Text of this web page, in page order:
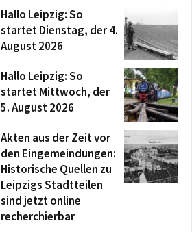
Hallo Leipzig: So
startet Dienstag, der 4.
August 2026
Hallo Leipzig: So
startet Mittwoch, der
5. August 2026
Akten aus der Zeit vor
den Eingemeindungen:
Historische Quellen zu
Leipzigs Stadtteilen
sind jetzt online
recherchierbar